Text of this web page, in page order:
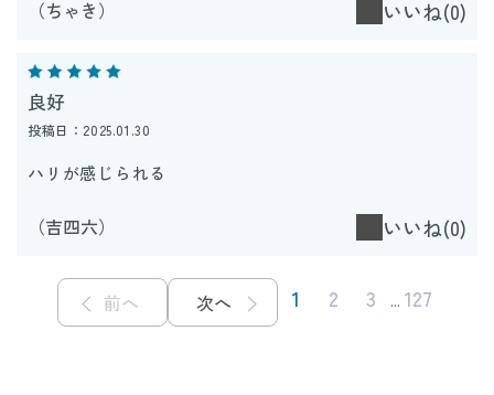
（ちゃき） いいね(0)
良好
投稿日：2025.01.30
ハリが感じられる
（吉四六） いいね(0)
前へ 1 2 3 ... 127
次へ